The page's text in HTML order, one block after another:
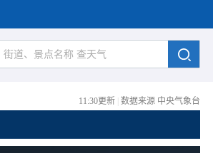
11:30更新 数据来源 中央气象台